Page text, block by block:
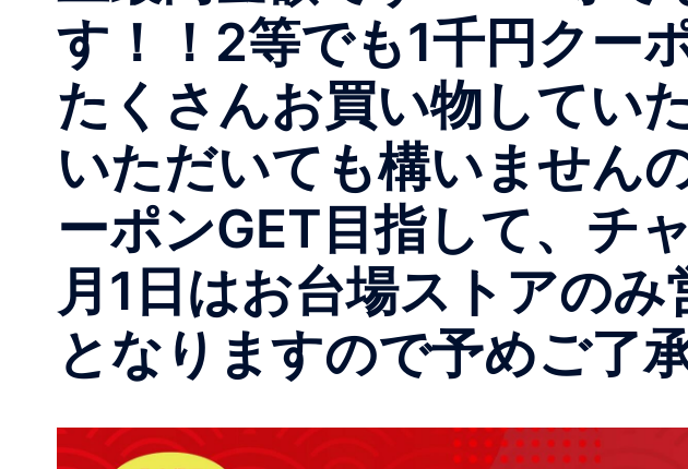
す！！2等でも1千円クー
たくさんお買い物してい
いただいても構いません
ーポンGET目指して、チ
月1日はお台場ストアの
となりますので予めご了